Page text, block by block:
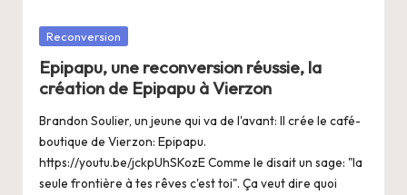
Posté
Reconversion
Epipapu, une reconversion réussie, la
création de Epipapu à Vierzon
Brandon Soulier, un jeune qui va de l'avant: Il crée le café-
boutique de Vierzon: Epipapu.
https://youtu.be/jckpUhSKozE Comme le disait un sage: "la
seule frontière à tes rêves c'est toi". Ça veut dire quoi